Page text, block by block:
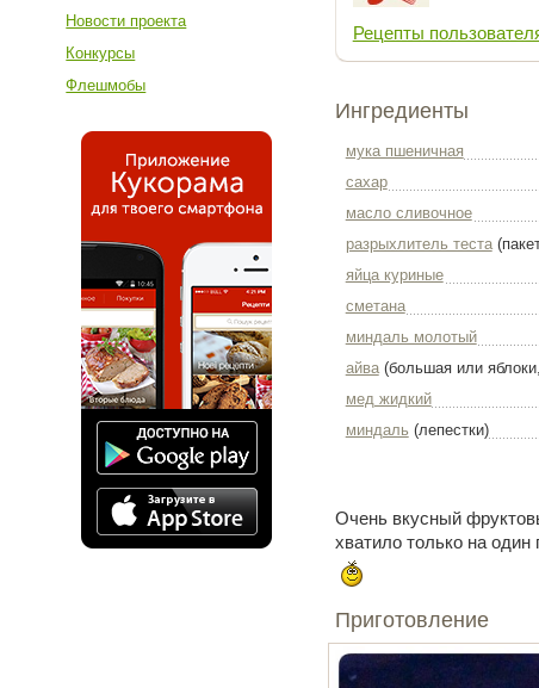
Новости проекта
Конкурсы
Флешмобы
Рецепты
Ингредиенты
мука пшеничная
сахар
масло сливочное
разрыхлитель теста
яйца куриные
сметана
миндаль молотый
айва(большая или
мед жидкий
миндаль (лепестки)
Очень вкусный
хватило только на
Приготовление